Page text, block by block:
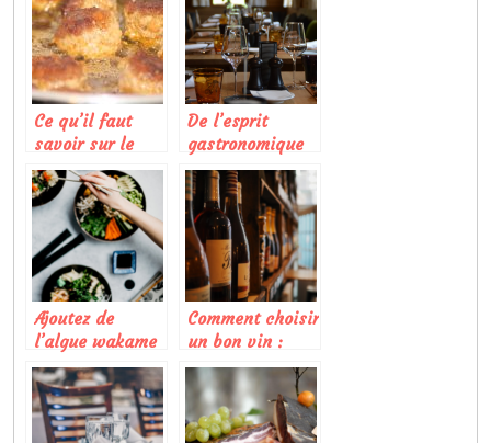
Ce qu’il faut
savoir sur le
kefta ou kafta
De l’esprit
gastronomique
dans la cuisine
francaise
Ajoutez de
l’algue wakame
pour vos
recettes !
Comment choisir
un bon vin :
quelques
conseils utiles